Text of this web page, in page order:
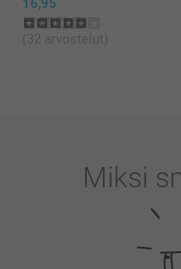
16,95
(32 arvostelut)
Miksi